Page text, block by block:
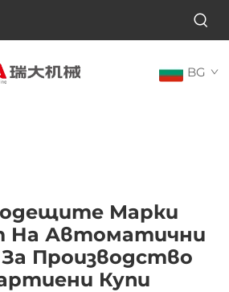
BG
Марки
На Автоматични
Производство
Купи